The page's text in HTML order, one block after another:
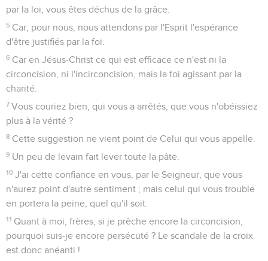
par la loi, vous êtes déchus de la grâce.
5 Car, pour nous, nous attendons par l'Esprit l'espérance
d'être justifiés par la foi.
6 Car en Jésus-Christ ce qui est efficace ce n'est ni la
circoncision, ni l'incirconcision, mais la foi agissant par la
charité.
7 Vous couriez bien, qui vous a arrêtés, que vous n'obéissiez
plus à la vérité ?
8 Cette suggestion ne vient point de Celui qui vous appelle.
9 Un peu de levain fait lever toute la pâte.
10 J'ai cette confiance en vous, par le Seigneur, que vous
n'aurez point d'autre sentiment ; mais celui qui vous trouble
en portera la peine, quel qu'il soit.
11 Quant à moi, frères, si je prêche encore la circoncision,
pourquoi suis-je encore persécuté ? Le scandale de la croix
est donc anéanti !